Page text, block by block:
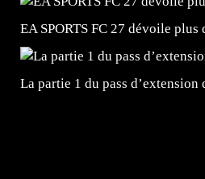
EA SPORTS FC 27 dévoile
La partie 1 du pass